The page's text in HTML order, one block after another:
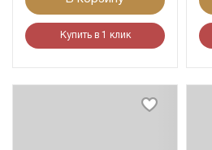
Купить в 1 клик